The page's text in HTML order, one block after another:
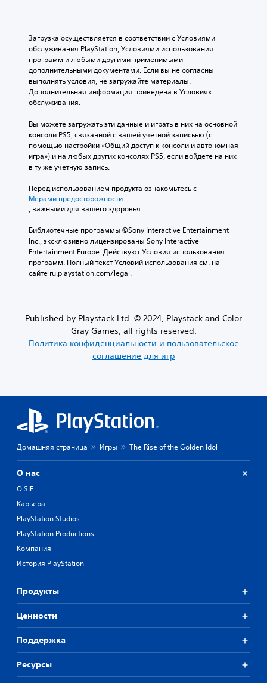
Загрузка осуществляется в соответствии с Условиями
обслуживания PlayStation, Условиями использования
программ и любыми другими применимыми
дополнительными документами. Если вы не согласны
выполнять условия, не загружайте материалы.
Дополнительная информация приведена в Условиях
обслуживания.
Вы можете загружать эти данные и играть в них на основной
консоли PS5, связанной с вашей учетной записьью (с
помощью настройки «Общий доступ к консоли и автономная
игра») и на любых других консолях PS5, если войдете на них
в ту же учетную запись.
Перед использованием продукта ознакомьтесь с
Мерами предосторожности
, важными для вашего здоровья.
Библиотечные программы ©Sony Interactive Entertainment
Inc., эксклюзивно лицензированы Sony Interactive
Entertainment Europe. Действуют Условия использования
программ. Полный текст Условий использования см. на
сайте ru.playstation.com/legal.
Published by Playstack Ltd. © 2024, Playstack and Color
Gray Games, all rights reserved.
Политика конфиденциальности и пользовательское
соглашение для игр
Домашняя страница Игры The Rise of the Golden Idol
О нас
О SIE
Карьера
PlayStation Studios
PlayStation Productions
Компания
История PlayStation
Продукты
Ценности
Поддержка
Ресурсы